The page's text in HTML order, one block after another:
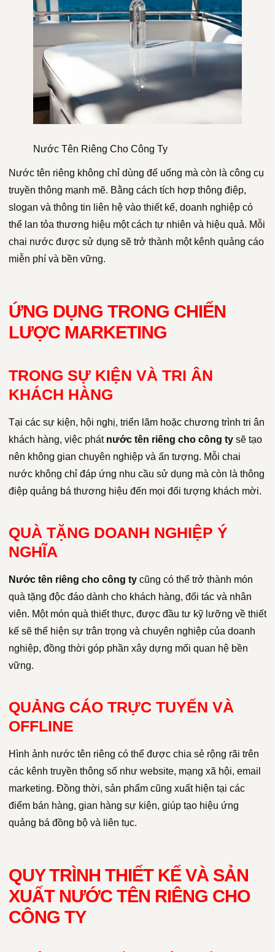
Nước Tên Riêng Cho Công Ty
Nước tên riêng không chỉ dùng để uống mà còn là công cụ
truyền thông mạnh mẽ. Bằng cách tích hợp thông điệp,
slogan và thông tin liên hệ vào thiết kế, doanh nghiệp có
thể lan tỏa thương hiệu một cách tự nhiên và hiệu quả. Mỗi
chai nước được sử dụng sẽ trở thành một kênh quảng cáo
miễn phí và bền vững.
ỨNG DỤNG TRONG CHIẾN
LƯỢC MARKETING
TRONG SỰ KIỆN VÀ TRI ÂN
KHÁCH HÀNG
Tại các sự kiện, hội nghị, triển lãm hoặc chương trình tri ân
khách hàng, việc phát nước tên riêng cho công ty sẽ tạo
nên không gian chuyên nghiệp và ấn tượng. Mỗi chai
nước không chỉ đáp ứng nhu cầu sử dụng mà còn là thông
điệp quảng bá thương hiệu đến mọi đối tượng khách mời.
QUÀ TẶNG DOANH NGHIỆP Ý
NGHĨA
Nước tên riêng cho công ty cũng có thể trở thành món
quà tặng độc đáo dành cho khách hàng, đối tác và nhân
viên. Một món quà thiết thực, được đầu tư kỹ lưỡng về thiết
kế sẽ thể hiện sự trân trọng và chuyên nghiệp của doanh
nghiệp, đồng thời góp phần xây dựng mối quan hệ bền
vững.
QUẢNG CÁO TRỰC TUYẾN VÀ
OFFLINE
Hình ảnh nước tên riêng có thể được chia sẻ rộng rãi trên
các kênh truyền thông số như website, mạng xã hội, email
marketing. Đồng thời, sản phẩm cũng xuất hiện tại các
điểm bán hàng, gian hàng sự kiện, giúp tạo hiệu ứng
quảng bá đồng bộ và liên tục.
QUY TRÌNH THIẾT KẾ VÀ SẢN
XUẤT NƯỚC TÊN RIÊNG CHO
CÔNG TY